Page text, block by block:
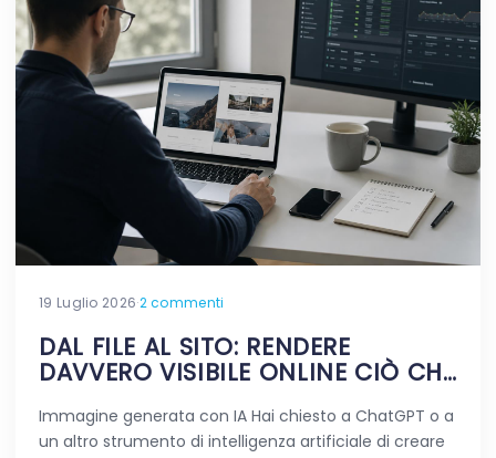
19 Luglio 2026·2 commenti
DAL FILE AL SITO: RENDERE
DAVVERO VISIBILE ONLINE CIÒ CHE
Immagine generata con IA Hai chiesto a ChatGPT o a
un altro strumento di intelligenza artificiale di creare